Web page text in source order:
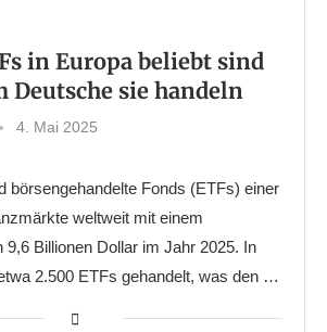
in Europa beliebt sind
Deutsche sie handeln
4. Mai 2025
börsengehandelte Fonds (ETFs) einer
weltweit mit einem
Billionen Dollar im Jahr 2025. In
2.500 ETFs gehandelt, was den …